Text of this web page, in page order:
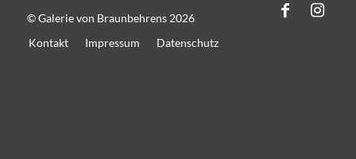
© Galerie von Braunbehrens 2026
Kontakt
Impressum Datenschutz